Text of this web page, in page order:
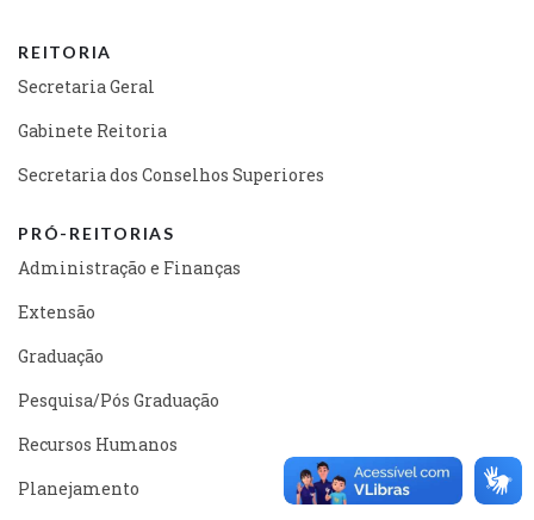
REITORIA
Secretaria Geral
Gabinete Reitoria
Secretaria dos Conselhos Superiores
PRÓ-REITORIAS
Administração e Finanças
Extensão
Graduação
Pesquisa/Pós Graduação
Recursos Humanos
Planejamento